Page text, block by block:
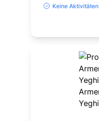
Keine Aktivitäten